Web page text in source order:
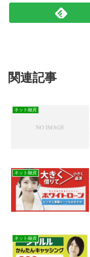
関連記事
ネット融資
ネット融資
ネット融資